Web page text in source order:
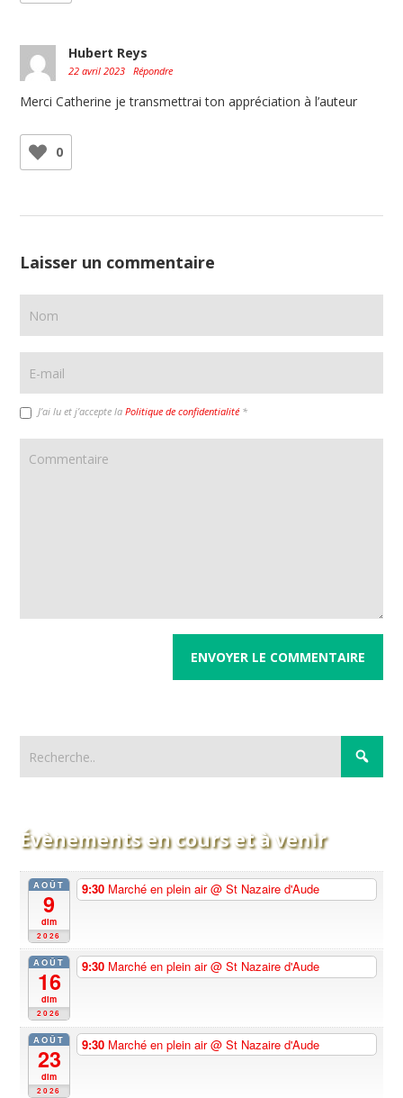
Hubert Reys
22 avril 2023 Répondre
Merci Catherine je transmettrai ton appréciation à l’auteur
0
Laisser un commentaire
J’ai lu et j’accepte laPolitique de confidentialité *
Évènements en cours et à venir
AOÛT
9
dim
2026
9:30 Marché en plein air@ St Nazaire d'Aude
AOÛT
16
dim
2026
9:30 Marché en plein air@ St Nazaire d'Aude
AOÛT
23
dim
2026
9:30 Marché en plein air@ St Nazaire d'Aude